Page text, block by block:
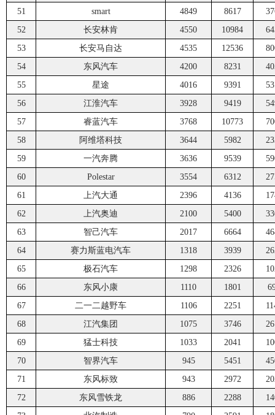
51
smart 4849 8617
52
长安林肯 4550 10984
53
长安马自达 4535 12536
54
东风汽车 4200 8231
55
星途 4016 9391
56
江淮汽车 3928 9419
57
睿蓝汽车 3768 10773
58
阿维塔科技 3644 5982
59
一汽奔腾 3636 9539
60
Polestar 3554 6312
61
上汽大通 2396 4136
62
上汽奥迪 2100 5400
63
智己汽车 2017 6664
64
赛力斯蓝电汽车 1318 3939
65
极石汽车 1298 2326
66
东风小康 1110 1801
67
二一二越野车 1106 2251
68
江汽集团 1075 3746
69
猛士科技 1033 2041
70
智界汽车 945 5451
71
东风标致 943 2972
72
东风雪铁龙 886 2288